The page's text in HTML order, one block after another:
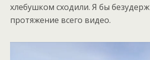
хлебушком сходили. Я бы
протяжение всего видео.